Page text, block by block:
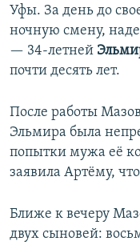
Уфы. За день до
ночную смену,
— 34-летней
почти десять лет.
После работы
Эльмира была
попытки мужа её
заявила Артёму,
Ближе к вечеру
двух сыновей: